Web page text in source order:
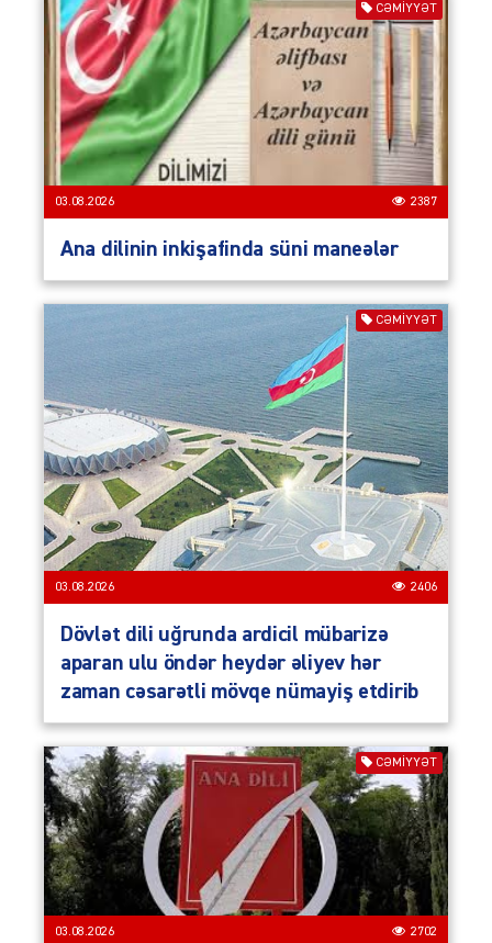
CƏMIYYƏT
03.08.2026 2387
Ana dilinin inkişafinda süni maneələr
CƏMIYYƏT
03.08.2026 2406
Dövlət dili uğrunda ardicil mübarizə
aparan ulu öndər heydər əliyev hər
zaman cəsarətli mövqe nümayiş etdirib
CƏMIYYƏT
03.08.2026 2702